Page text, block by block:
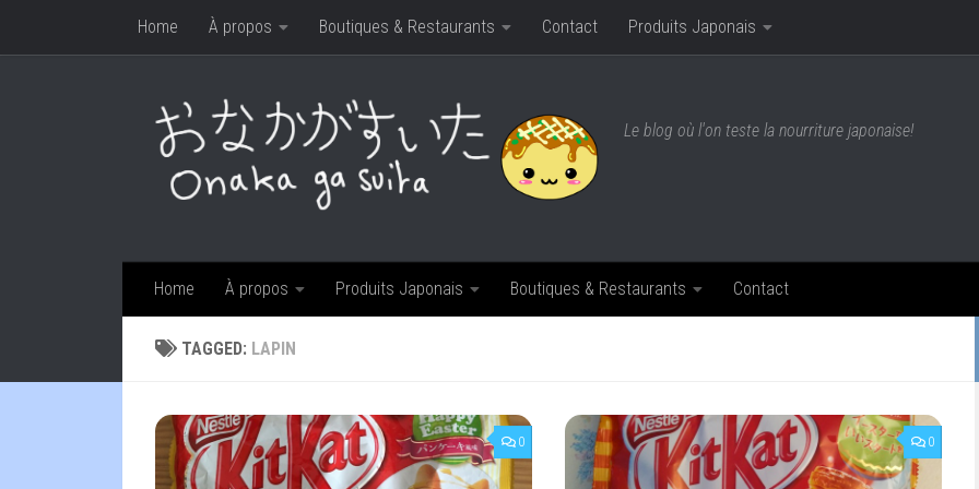
Skip to contentHome À propos Boutiques & Restaurants Contact Produits Japonais
Le blog où l'on teste la nourriture japonaise!
Home À propos Produits Japonais Boutiques & Restaurants Contact
TAGGED: LAPIN
0 0